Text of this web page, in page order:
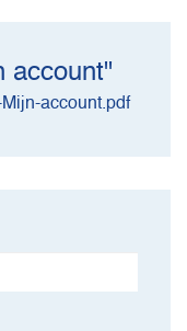
account"
account.pdf